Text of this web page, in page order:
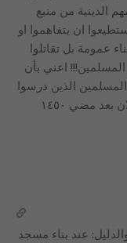
الدينية من منبع
ان يتفاهموا او
عمومة بل تقاتلوا
اعني بأن
الذين درسوا
في مدرسة رسول الاسلام فكيف توحدهم الان بعد مضي ١٤٥٠
عند بناء مسجد